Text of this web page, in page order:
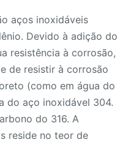
aços inoxidáveis
Devido à adição do
resistência à corrosão,
de resistir à corrosão
(como em água do
do aço inoxidável 304.
do 316. A
reside no teor de